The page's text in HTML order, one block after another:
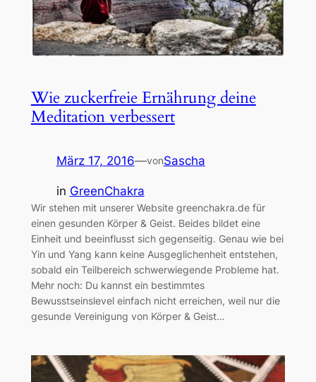
Wie zuckerfreie Ernährung deine
Meditation verbessert
März 17, 2016—vonSascha
in GreenChakra
Wir stehen mit unserer Website greenchakra.de für
einen gesunden Körper & Geist. Beides bildet eine
Einheit und beeinflusst sich gegenseitig. Genau wie bei
Yin und Yang kann keine Ausgeglichenheit entstehen,
sobald ein Teilbereich schwerwiegende Probleme hat.
Mehr noch: Du kannst ein bestimmtes
Bewusstseinslevel einfach nicht erreichen, weil nur die
gesunde Vereinigung von Körper & Geist…